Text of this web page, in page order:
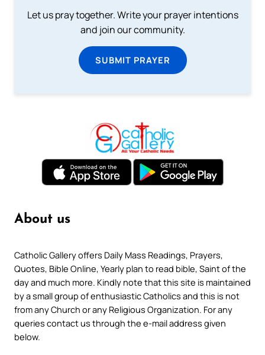
Let us pray together. Write your prayer intentions
and join our community.
SUBMIT PRAYER
About us
Catholic Gallery offers Daily Mass Readings, Prayers,
Quotes, Bible Online, Yearly plan to read bible, Saint of the
day and much more. Kindly note that this site is maintained
by a small group of enthusiastic Catholics and this is not
from any Church or any Religious Organization. For any
queries contact us through the e-mail address given
below.